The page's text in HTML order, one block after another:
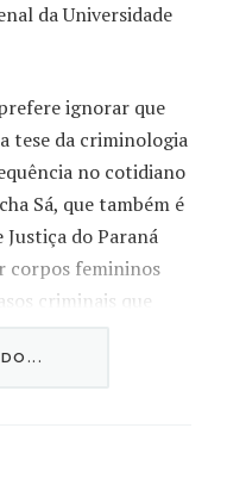
da Universidade
ignorar que
tese da criminologia
no cotidiano
Sá, que também é
do Paraná
corpos femininos
criminais que
violência